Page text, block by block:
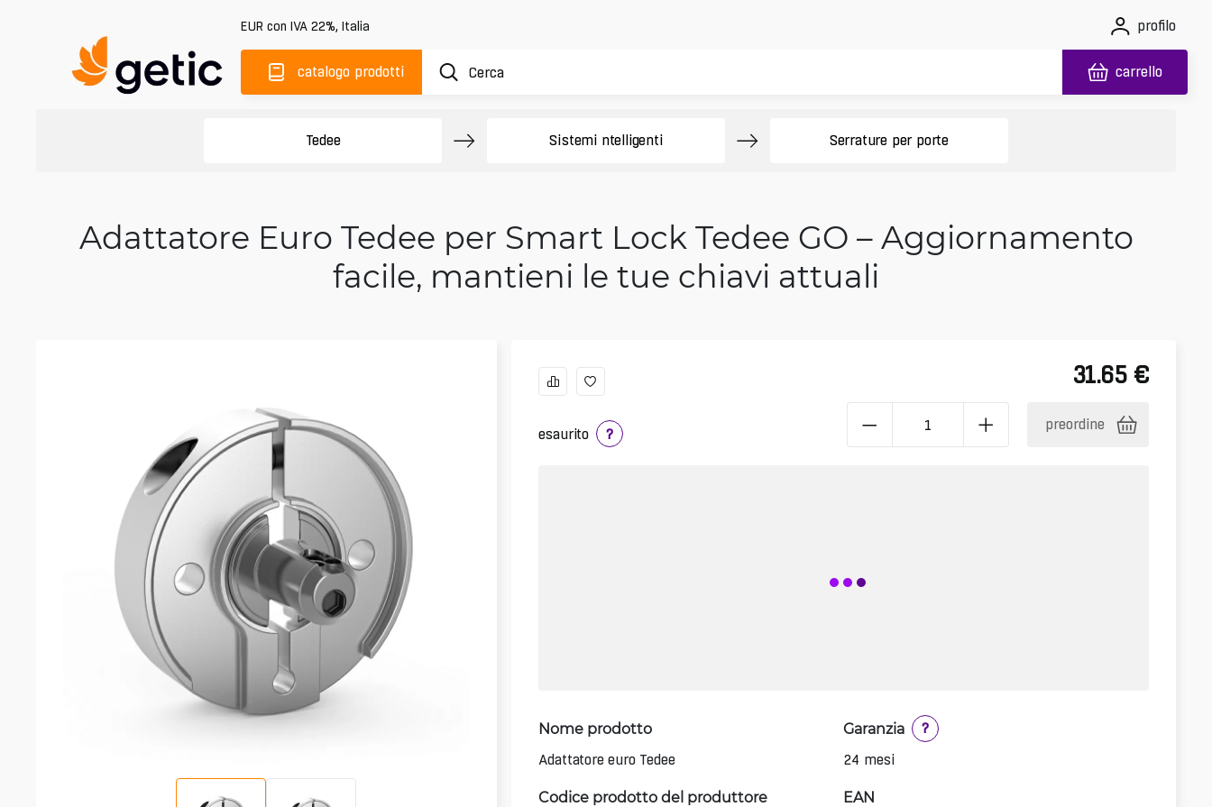
EUR con IVA 22%, Italia profilo
catalogo prodotti carrello
Tedee Sistemi ntelligenti Serrature per porte
Adattatore Euro Tedee per Smart Lock Tedee GO – Aggiornamento
facile, mantieni le tue chiavi attuali
esaurito ?
31.65 €
preordine
Nome prodotto
Adattatore euro Tedee
Garanzia
?
24 mesi
Codice prodotto del produttore EAN